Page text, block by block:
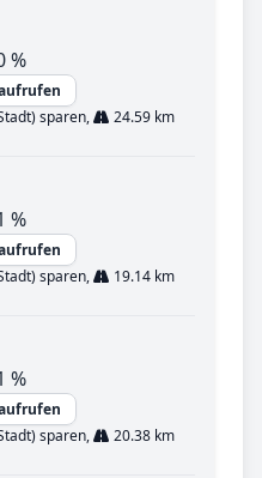
%
sparen,
24.59 km
%
sparen,
19.14 km
%
sparen,
20.38 km